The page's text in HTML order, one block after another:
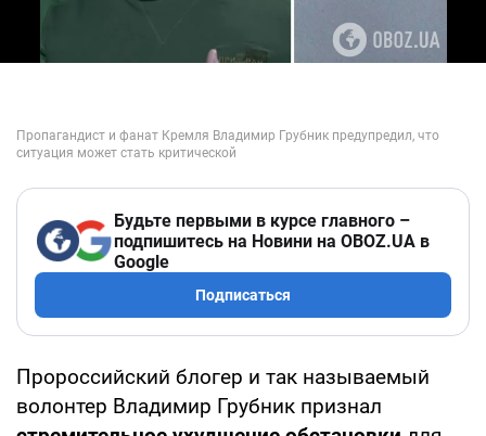
Будьте первыми в курсе главного –
подпишитесь на Новини на OBOZ.UA в
Google
Подписаться
Пророссийский блогер и так называемый
волонтер Владимир Грубник признал